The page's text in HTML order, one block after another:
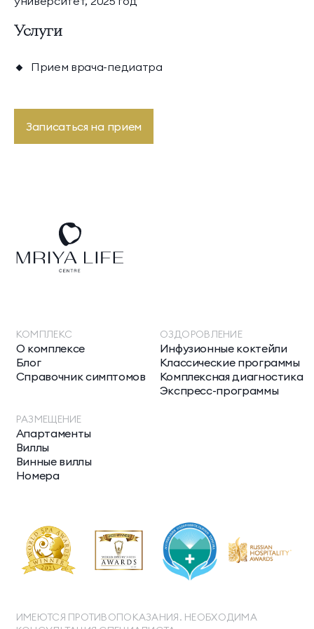
Услуги
Прием врача-педиатра
Записаться на прием
КОМПЛЕКС
О комплексе
Блог
Справочник симптомов
ОЗДОРОВЛЕНИЕ
Инфузионные коктейли
Классические программы
Комплексная диагностика
Экспресс-программы
РАЗМЕЩЕНИЕ
Апартаменты
Виллы
Винные виллы
Номера
ИМЕЮТСЯ ПРОТИВОПОКАЗАНИЯ. НЕОБХОДИМА
Президентские
винные виллы